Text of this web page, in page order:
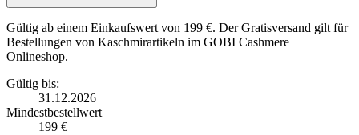
Gültig ab einem Einkaufswert von 199 €. Der Gratisversand gilt für
Bestellungen von Kaschmirartikeln im GOBI Cashmere
Onlineshop.
Gültig bis:
31.12.2026
Mindestbestellwert
199 €